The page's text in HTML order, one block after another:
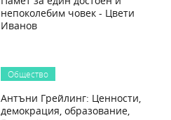
непоколебим човек - Цвети
Иванов
Общество
Антъни Грейлинг: Ценности,
демокрация, образование,